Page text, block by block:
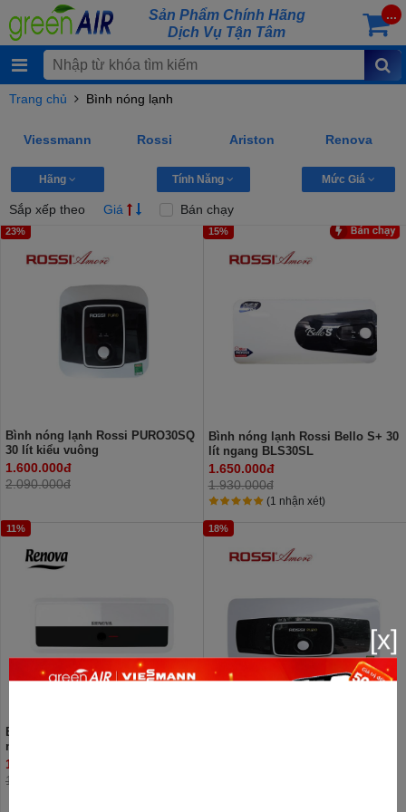
Sản Phẩm Chính Hãng
Dịch Vụ Tận Tâm
...
Trang chủ Bình nóng lạnh
Viessmann Rossi Ariston Renova
Hãng Tính Năng Mức Giá
Sắp xếp theo Giá Bán chạy
23%
Bình nóng lạnh Rossi PURO30SQ
30 lít kiểu vuông
1.600.000đ
2.090.000đ
15%
Bình nóng lạnh Rossi Bello S+ 30
lít ngang BLS30SL
1.650.000đ
1.930.000đ
(1 nhận xét)
11%
Bình nóng lạnh Renova 30L
ngang RN30A
1.650.000đ
1.850.000đ
18%
[x]